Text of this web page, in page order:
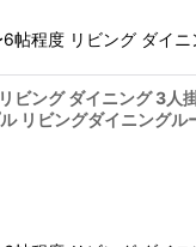
帖程度 リビング ダイ
ビング ダイニング 3
ル リビングダイニン